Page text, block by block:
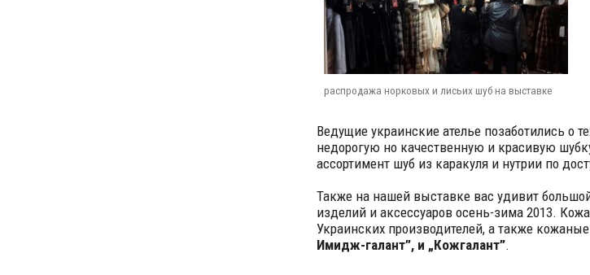
распродажа норковых и лисьих шуб на выставке
Ведущие украинские ателье позаботились о
недорогую но качественную и красивую
ассортимент шуб из каракуля и нутрии по
Также на нашей выставке вас удивит
изделий и аксессуаров осень-зима 2013.
Украинских производителей, а также
Имидж-галант”, и „Кожгалант”.